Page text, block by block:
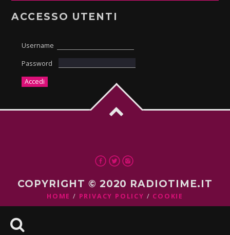
ACCESSO UTENTI
Username
Password
COPYRIGHT © 2020 RADIOTIME.IT
HOME PRIVACY POLICY COOKIE